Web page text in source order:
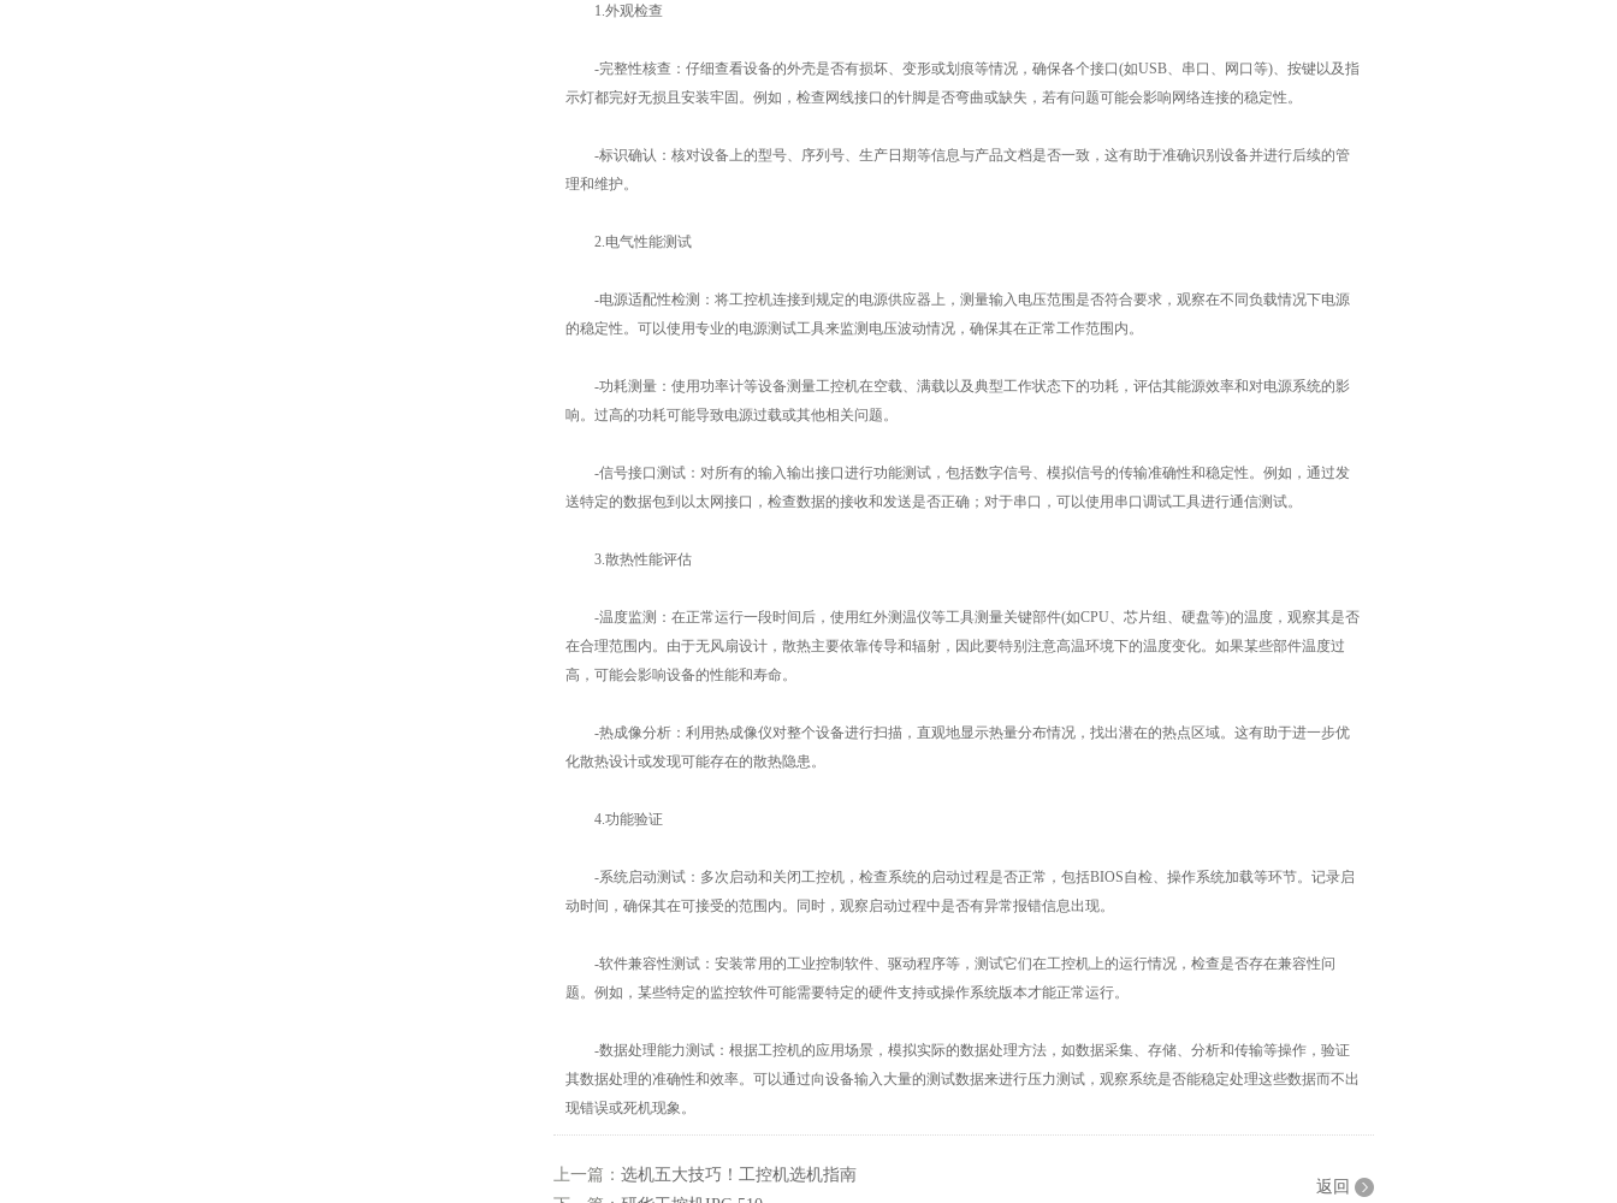
1.外观检查
-完整性核查：仔细查看设备的外壳是否有损坏、变形或划痕等情况，确保各个接口(如USB、串口、网口等)、按键以及指
示灯都完好无损且安装牢固。例如，检查网线接口的针脚是否弯曲或缺失，若有问题可能会影响网络连接的稳定性。
-标识确认：核对设备上的型号、序列号、生产日期等信息与产品文档是否一致，这有助于准确识别设备并进行后续的管
理和维护。
2.电气性能测试
-电源适配性检测：将工控机连接到规定的电源供应器上，测量输入电压范围是否符合要求，观察在不同负载情况下电源
的稳定性。可以使用专业的电源测试工具来监测电压波动情况，确保其在正常工作范围内。
-功耗测量：使用功率计等设备测量工控机在空载、满载以及典型工作状态下的功耗，评估其能源效率和对电源系统的影
响。过高的功耗可能导致电源过载或其他相关问题。
-信号接口测试：对所有的输入输出接口进行功能测试，包括数字信号、模拟信号的传输准确性和稳定性。例如，通过发
送特定的数据包到以太网接口，检查数据的接收和发送是否正确；对于串口，可以使用串口调试工具进行通信测试。
3.散热性能评估
-温度监测：在正常运行一段时间后，使用红外测温仪等工具测量关键部件(如CPU、芯片组、硬盘等)的温度，观察其是否
在合理范围内。由于无风扇设计，散热主要依靠传导和辐射，因此要特别注意高温环境下的温度变化。如果某些部件温度过
高，可能会影响设备的性能和寿命。
-热成像分析：利用热成像仪对整个设备进行扫描，直观地显示热量分布情况，找出潜在的热点区域。这有助于进一步优
化散热设计或发现可能存在的散热隐患。
4.功能验证
-系统启动测试：多次启动和关闭工控机，检查系统的启动过程是否正常，包括BIOS自检、操作系统加载等环节。记录启
动时间，确保其在可接受的范围内。同时，观察启动过程中是否有异常报错信息出现。
-软件兼容性测试：安装常用的工业控制软件、驱动程序等，测试它们在工控机上的运行情况，检查是否存在兼容性问
题。例如，某些特定的监控软件可能需要特定的硬件支持或操作系统版本才能正常运行。
-数据处理能力测试：根据工控机的应用场景，模拟实际的数据处理方法，如数据采集、存储、分析和传输等操作，验证
其数据处理的准确性和效率。可以通过向设备输入大量的测试数据来进行压力测试，观察系统是否能稳定处理这些数据而不出
现错误或死机现象。
上一篇： 选机五大技巧！工控机选机指南
返回